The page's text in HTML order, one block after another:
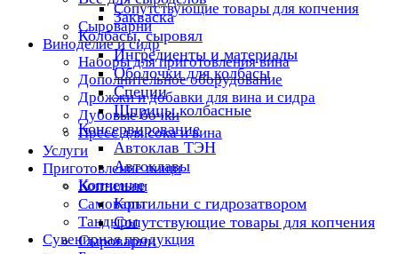
Сопутствующие товары для копчения
Сыроварни
Виноделие и сидр
Наборы для приготовления вина
Дополнительное оборудование
Дрожжи и добавки для вина и сидра
Дубовые бочки
Пресс для сока и вина
Услуги
Приготовление пищи
Коптильни
Самовары
Тандыры
Сувенирная продукция
Закваска
Колбасы, сыровял
Ингредиенты и материалы
Оболочки для колбасы
Специи
Шприцы колбасные
Консервирование
Автоклав ТЭН
Автоклавы
Копчение
Коптильни с гидрозатвором
Сопутствующие товары для копчения
Сыроварни